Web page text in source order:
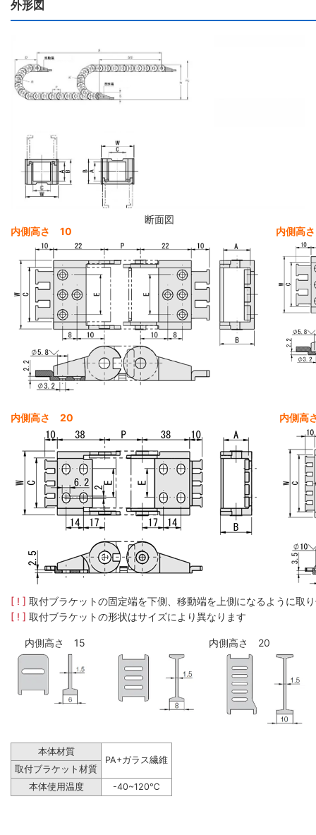
外形図
断面図
内側高さ 10
内側高
内側高さ 20 内側
[ ! ] 取付ブラケットの固定端を下側、移動端を上側になるように取
[ ! ] 取付ブラケットの形状はサイズにより異なります
内側高さ 15 内側高さ 20
本体材質
PA+ガラス繊維
取付ブラケット材質
本体使用温度
-40~120℃